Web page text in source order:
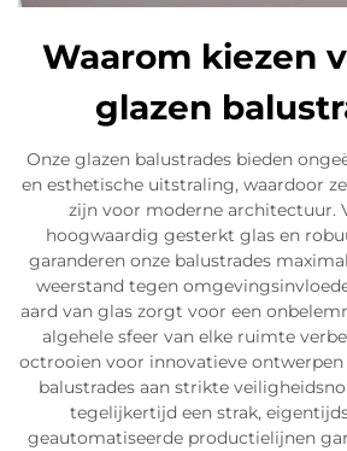
Waarom kiezen
glazen
Onze glazen balustrades bieden
en esthetische uitstraling, waardoor
zijn voor moderne architectuur.
hoogwaardig gesterkt glas en
garanderen onze balustrades
weerstand tegen
aard van glas zorgt voor een
algehele sfeer van elke ruimte
octrooien voor innovatieve ontwerpen
balustrades aan strikte
tegelijkertijd een strak,
geautomatiseerde productielijnen